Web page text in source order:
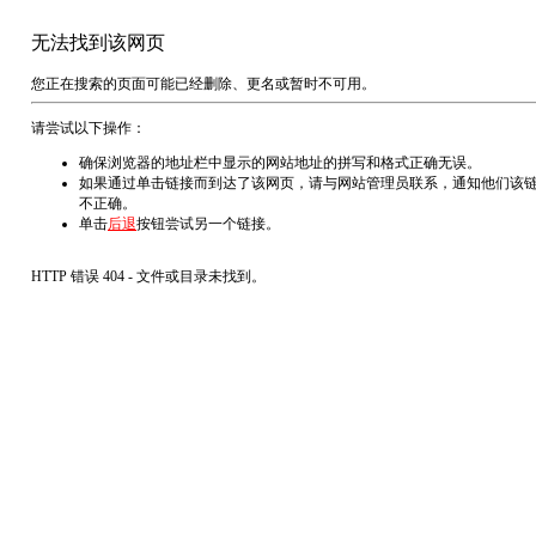
无法找到该网页
您正在搜索的页面可能已经删除、更名或暂时不可用。
请尝试以下操作：
确保浏览器的地址栏中显示的网站地址的拼写和格式正确无误。
如果通过单击链接而到达了该网页，请与网站管理员联系，通知他们该
不正确。
单击后退按钮尝试另一个链接。
HTTP 错误 404 - 文件或目录未找到。